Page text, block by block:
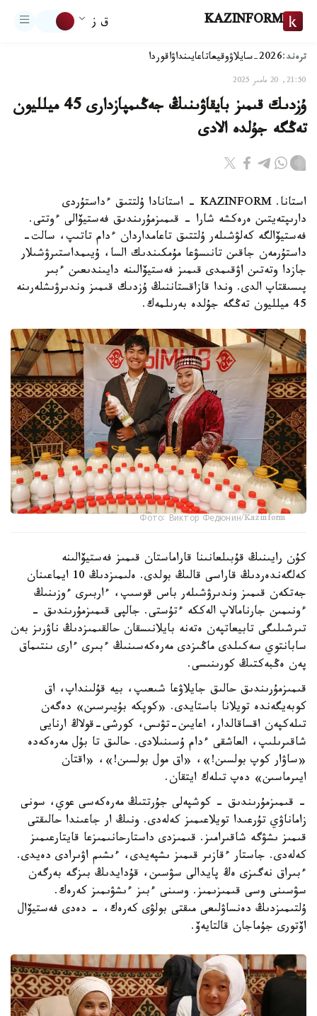
KAZINFORM ق ز
ترەند:2026-سايلاۋ وقيعاتاعايىنداۋاقوردا
21:50, 20 مامىر 2025
ۇزدىك قىمىز بايقاۋىنىڭ جەڭىمپازدارى 45 ميلليون
تەڭگە جۇلدە الادى
استانا. KAZINFORM - استانادا ۇلتتىق ءداستۇردى
دارىپتەيتىن ەرەكشە شارا - قىمىزمۇرىندىق فەستيۆالى ءوتتى.
فەستيۆالگە كەلۋشىلەر ۇلتتىق تاعامداردان ءدام تاتىپ، سالت-
داستۇرمەن جاقىن تانىسۋعا مۇمكىندىك السا، ۇيىمداستىرۋشىلار
جازدا وتەتىن اۋقىمدى قىمىز فەستيۆالىنە دايىندىعىن ءبىر
پىسىقتاپ الدى. وندا قازاقستاننىڭ ۇزدىك قىمىز وندىرۋىشلەرىنە
45 ميلليون تەڭگە جۇلدە بەرىلمەك.
Фото: Виктор Федюнин/Kazinform
كۇن رايىنىڭ قۇبىلعانىنا قاراماستان قىمىز فەستيۆالىنە
كەلگەندەردىڭ قاراسى قالىڭ بولدى. ەلىمىزدىڭ 10 ايماعىنان
جەتكەن قىمىز وندىرۋشىلەر باس قوسىپ، ءاربىرى ءوزىنىڭ
ءونىمىن جارنامالاپ الەككە ءتۇستى. جالپى قىمىزمۇرىندىق -
تىرشىلىگى تابيعاتپەن ەتەنە بايلانىسقان حالقىمىزدىڭ ناۋرىز بەن
سابانتوي سەكىلدى ماڭىزدى مەرەكەسىنىڭ ءبىرى ءارى ىنتىماق
پەن ەڭبەكتىڭ كورىنىسى.
قىمىزمۇرىندىق حالىق جايلاۋعا شىعىپ، بيە قۇلىنداپ، اق
كوبەيگەندە تويلانا باستايدى. «كوپكە بۇيىرسىن» دەگەن
تىلەكپەن اقساقالدار، اعايىن-تۋىس، كورشى-قولاڭ ارنايى
شاقىرىلىپ، العاشقى ءدام ۇسىنىلادى. حالىق تا بۇل مەرەكەدە
«ساۋار كوپ بولسىن!»، «اق مول بولسىن!»، «اقتان
ايىرماسىن» دەپ تىلەك ايتقان.
- قىمىزمۇرىندىق - كوشپەلى جۇرتتىڭ مەرەكەسى عوي، سونى
زاماناۋي تۇرعىدا تويلاعىمىز كەلەدى. ونىڭ ار جاعىندا حالىقتى
قىمىز ىشۋگە شاقىرامىز. قىمىزدى داستارحانىمىزعا قايتارعىمىز
كەلەدى. جاستار ءقازىر قىمىز ىشپەيدى، ءىشىم اۋىرادى دەيدى.
ءبىراق نەگىزى ەڭ پايدالى سۋسىن، قۇدايدىڭ بىزگە بەرگەن
سۋسىنى وسى قىمىزىمىز. وسىنى ءبىز ءىشۋىمىز كەرەك.
ۇلتىمىزدىڭ دەنساۋلىعى مىقتى بولۋى كەرەك، - دەدى فەستيۆال
اۆتورى جۇماجان قالتايەۆ.